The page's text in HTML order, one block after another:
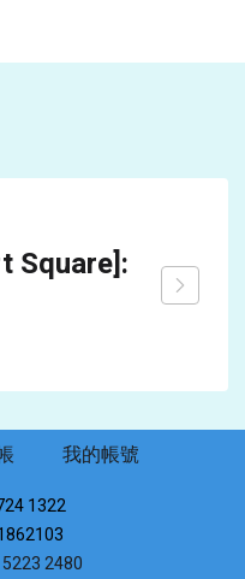
Square]:
我的帳號
1322
2480